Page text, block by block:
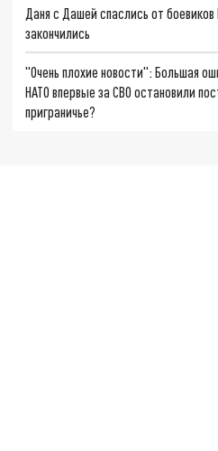
Даня с Дашей спаслись от
закончились
"Очень плохие новости": Большая
НАТО впервые за СВО остановили
приграничье?